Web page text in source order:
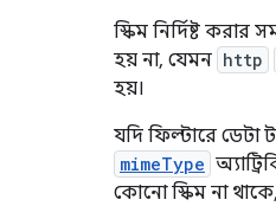
স্কিম নির্দিষ্ট
হয় না, যেমন http
হয়।
যদি ফিল্টারে ডেটা
mimeType
কোনো স্কিম না